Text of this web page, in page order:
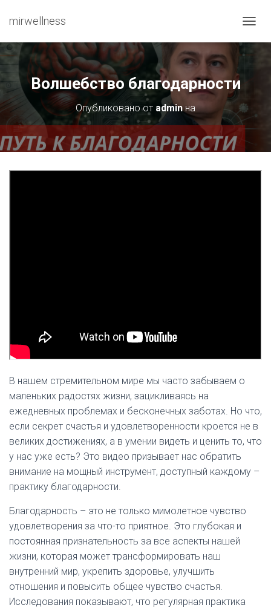
mirwellness
Волшебство благодарности
Опубликовано от adminна
В нашем стремительном мире мы часто забываем о
маленьких радостях жизни, зацикливаясь на
ежедневных проблемах и бесконечных заботах. Но что,
если секрет счастья и удовлетворенности кроется не в
великих достижениях, а в умении видеть и ценить то, что
у нас уже есть? Это видео призывает нас обратить
внимание на мощный инструмент, доступный каждому –
практику благодарности.
Благодарность – это не только мимолетное чувство
удовлетворения за что-то приятное. Это глубокая и
постоянная признательность за все аспекты нашей
жизни, которая может трансформировать наш
внутренний мир, укрепить здоровье, улучшить
отношения и повысить общее чувство счастья.
Исследования показывают, что регулярная практика